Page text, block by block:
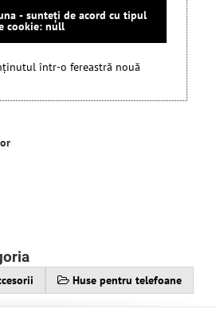
- sunteți de acord cu tipul
cookie: null
într-o fereastră nouă
Huse pentru telefoane